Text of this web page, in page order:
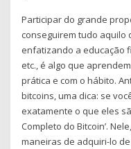
Participar do grande
conseguirem tudo aquilo
enfatizando a educação
etc., é algo que
prática e com o hábito.
bitcoins, uma dica: se
exatamente o que eles
Completo do Bitcoin’.
maneiras de adquiri-lo